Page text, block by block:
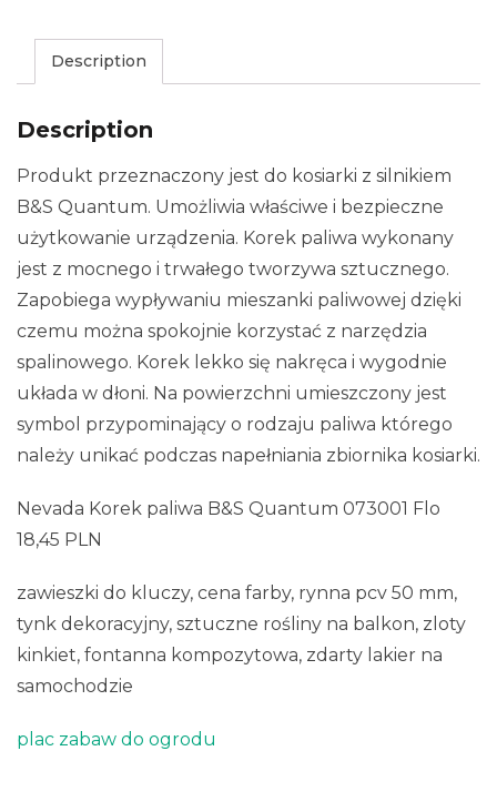
Description
Description
Produkt przeznaczony jest do kosiarki z silnikiem
B&S Quantum. Umożliwia właściwe i bezpieczne
użytkowanie urządzenia. Korek paliwa wykonany
jest z mocnego i trwałego tworzywa sztucznego.
Zapobiega wypływaniu mieszanki paliwowej dzięki
czemu można spokojnie korzystać z narzędzia
spalinowego. Korek lekko się nakręca i wygodnie
układa w dłoni. Na powierzchni umieszczony jest
symbol przypominający o rodzaju paliwa którego
należy unikać podczas napełniania zbiornika kosiarki.
Nevada Korek paliwa B&S Quantum 073001 Flo
18,45 PLN
zawieszki do kluczy, cena farby, rynna pcv 50 mm,
tynk dekoracyjny, sztuczne rośliny na balkon, zloty
kinkiet, fontanna kompozytowa, zdarty lakier na
samochodzie
plac zabaw do ogrodu